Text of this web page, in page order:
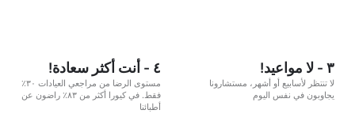
٣ - لا مواعيد!
لا تنتظر لأسابيع أو أشهر، مستشارونا
يجاوبون في نفس اليوم
٤ - أنت أكثر سعادة!
مستوى الرضا من مراجعي العيادات ٣٠٪
فقط. في كيورا أكثر من ٨٣٪ راضون عن
أطبائنا